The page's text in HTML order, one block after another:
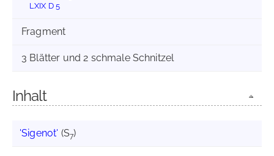
LXIX D 5
Fragment
3 Blätter und 2 schmale Schnitzel
Inhalt
'Sigenot' (S7)